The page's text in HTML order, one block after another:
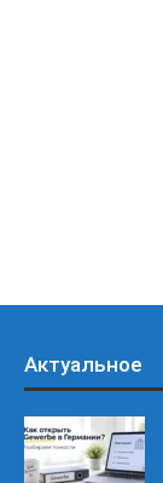
Актуальное